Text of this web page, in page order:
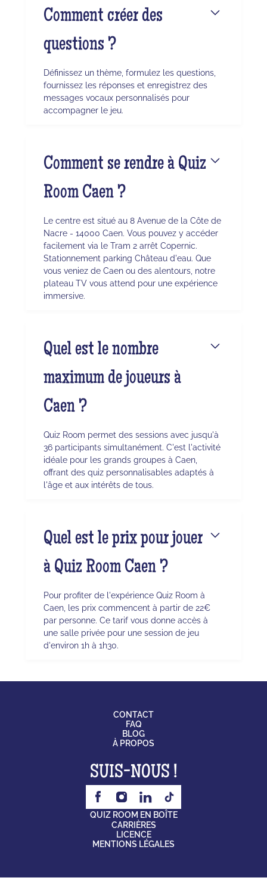
Comment créer des
questions ?
Définissez un thème, formulez les questions,
fournissez les réponses et enregistrez des
messages vocaux personnalisés pour
accompagner le jeu.
Comment se rendre à Quiz
Room Caen ?
Le centre est situé au 8 Avenue de la Côte de
Nacre - 14000 Caen. Vous pouvez y accéder
facilement via le Tram 2 arrêt Copernic.
Stationnement parking Château d'eau. Que
vous veniez de Caen ou des alentours, notre
plateau TV vous attend pour une expérience
immersive.
Quel est le nombre
maximum de joueurs à
Caen ?
Quiz Room permet des sessions avec jusqu'à
36 participants simultanément. C'est l'activité
idéale pour les grands groupes à Caen,
offrant des quiz personnalisables adaptés à
l'âge et aux intérêts de tous.
Quel est le prix pour jouer
à Quiz Room Caen ?
Pour profiter de l'expérience Quiz Room à
Caen, les prix commencent à partir de 22€
par personne. Ce tarif vous donne accès à
une salle privée pour une session de jeu
d'environ 1h à 1h30.
CONTACT
FAQ
BLOG
À PROPOS
SUIS-NOUS !
QUIZ ROOM EN BOÎTE
CARRIÈRES
LICENCE
MENTIONS LÉGALES